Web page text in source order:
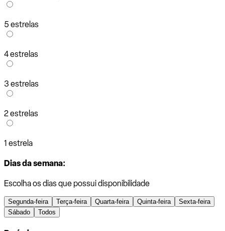
5 estrelas
4 estrelas
3 estrelas
2 estrelas
1 estrela
Dias da semana:
Escolha os dias que possui disponibilidade
Segunda-feira Terça-feira Quarta-feira Quinta-feira
Sexta-feira
Sábado
Todos